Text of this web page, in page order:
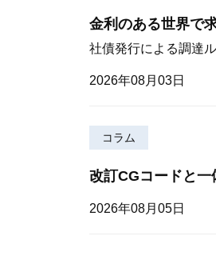
金利のある世界で
社債発行による調達
2026年08月03日
コラム
改訂CGコードと
2026年08月05日